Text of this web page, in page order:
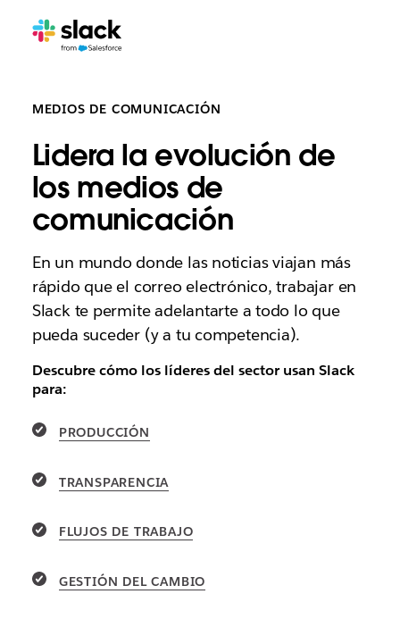
MEDIOS DE COMUNICACIÓN
Lidera la evolución de
los medios de
comunicación
En un mundo donde las noticias viajan más
rápido que el correo electrónico, trabajar en
Slack te permite adelantarte a todo lo que
pueda suceder (y a tu competencia).
Descubre cómo los líderes del sector usan Slack
para:
PRODUCCIÓN
TRANSPARENCIA
FLUJOS DE TRABAJO
GESTIÓN DEL CAMBIO